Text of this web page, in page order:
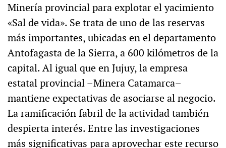
Minería provincial para explotar el yacimiento
«Sal de vida». Se trata de uno de las reservas
más importantes, ubicadas en el departamento
Antofagasta de la Sierra, a 600 kilómetros de la
capital. Al igual que en Jujuy, la empresa
estatal provincial –Minera Catamarca–
mantiene expectativas de asociarse al negocio.
La ramificación fabril de la actividad también
despierta interés. Entre las investigaciones
más significativas para aprovechar este recurso